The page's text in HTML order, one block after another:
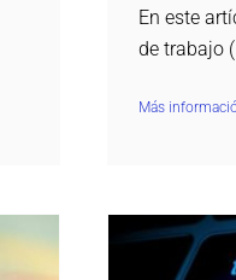
En este
de trabajo
Más